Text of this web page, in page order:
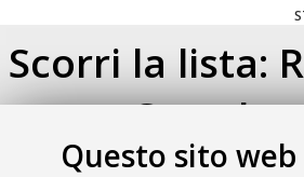
Questo sito
Scorri la lista:
Su di un livello